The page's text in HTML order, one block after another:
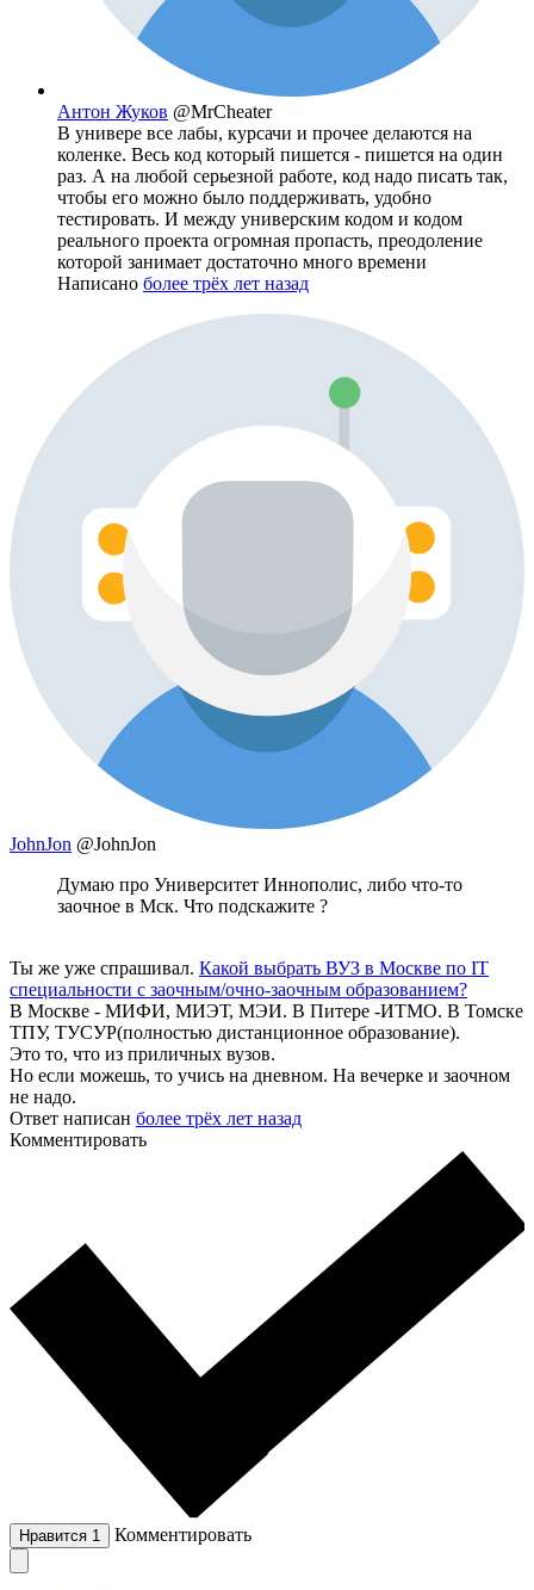
Антон Жуков @MrCheater
В универе все лабы, курсачи и прочее делаются на
коленке. Весь код который пишется - пишется на один
раз. А на любой серьезной работе, код надо писать так,
чтобы его можно было поддерживать, удобно
тестировать. И между универским кодом и кодом
реального проекта огромная пропасть, преодоление
которой занимает достаточно много времени
Написано более трёх лет назад
JohnJon @JohnJon
Думаю про Университет Иннополис, либо что-то
заочное в Мск. Что подскажите ?
Ты же уже спрашивал. Какой выбрать ВУЗ в Москве по IT
специальности с заочным/очно-заочным образованием?
В Москве - МИФИ, МИЭТ, МЭИ. В Питере -ИТМО. В Томске
ТПУ, ТУСУР(полностью дистанционное образование).
Это то, что из приличных вузов.
Но если можешь, то учись на дневном. На вечерке и заочном
не надо.
Ответ написан более трёх лет назад
Комментировать
Нравится 1 Комментировать